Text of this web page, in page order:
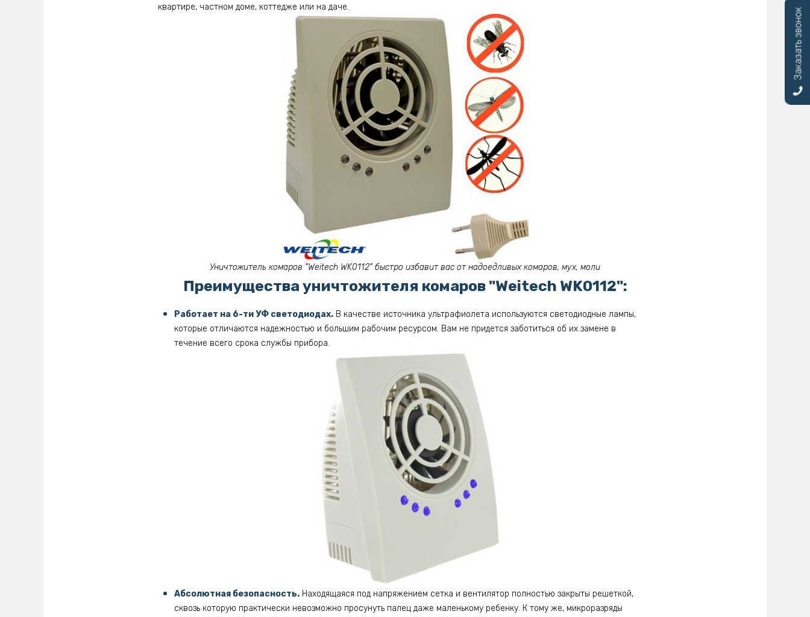
квартире, частном доме, коттедже или на даче.
Уничтожитель комаров "Weitech WK0112" быстро избавит вас от надоедливых комаров, мух, моли
Преимущества уничтожителя комаров "Weitech WK0112":
Работает на 6-ти УФ светодиодах.В качестве источника ультрафиолета используются светодиодные лампы,
которые отличаются надежностью и большим рабочим ресурсом. Вам не придется заботиться об их замене в
течение всего срока службы прибора.
Абсолютная безопасность.Находящаяся под напряжением сетка и вентилятор полностью закрыты решеткой,
сквозь которую практически невозможно просунуть палец даже маленькому ребенку. К тому же, микроразряды
Заказать звонок